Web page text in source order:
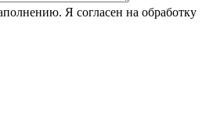
Я согласен на обработку